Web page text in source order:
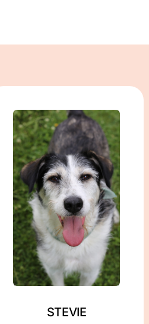
männlich
geb. ca. 02/2020
ca. 57 cm
in Berlin
Mehr lesen
STEVIE